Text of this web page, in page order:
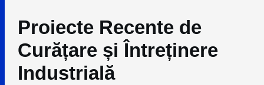
Proiecte Recente de
Curățare și Întreținere
Industrială